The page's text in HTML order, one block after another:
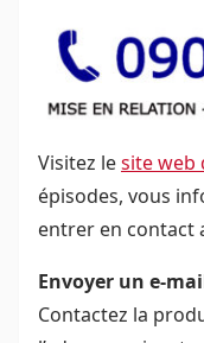
Visitez lesite web
épisodes, vous
entrer en contact
Envoyer un e-
Contactez la